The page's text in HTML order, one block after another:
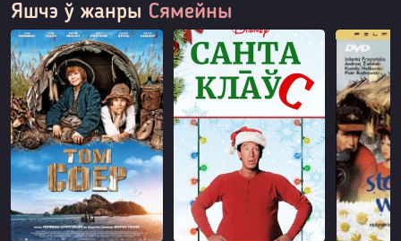
Яшчэ ў жанры Сямейны